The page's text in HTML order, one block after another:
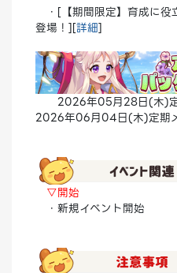
・[【期間限定】育成に役
登場！][詳細]
2026年05月28日(木)定
2026年06月04日(木)定期
▽開始
・新規イベント開始